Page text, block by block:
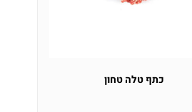
כתף טלה טחון